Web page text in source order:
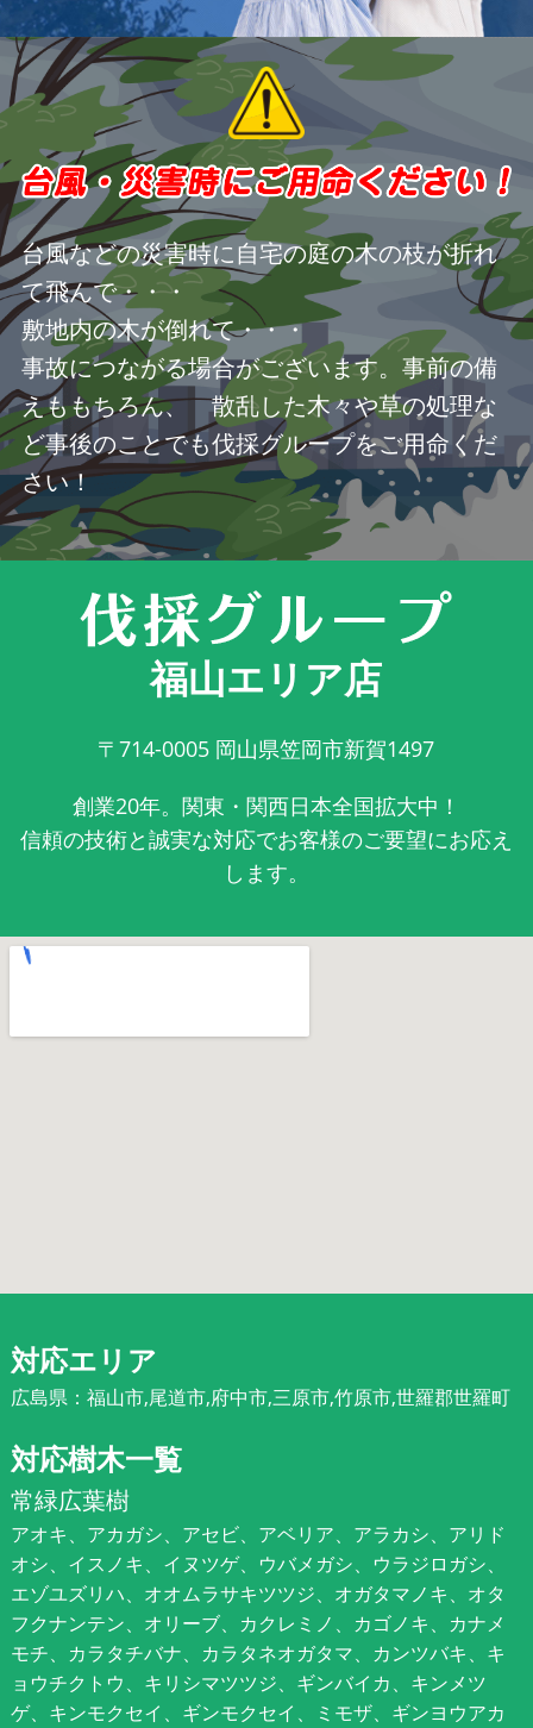
台風などの災害時に自宅の庭の木の枝が折れ
て飛んで・・・
敷地内の木が倒れて・・・
事故につながる場合がございます。事前の備
えももちろん、 散乱した木々や草の処理な
ど事後のことでも伐採グループをご用命くだ
さい！
福山エリア店
〒714-0005 岡山県笠岡市新賀1497
創業20年。関東・関西日本全国拡大中！
信頼の技術と誠実な対応でお客様のご要望にお応え
します。
対応エリア
広島県：福山市,尾道市,府中市,三原市,竹原市,世羅郡世羅町
対応樹木一覧
常緑広葉樹
アオキ、アカガシ、アセビ、アベリア、アラカシ、アリド
オシ、イスノキ、イヌツゲ、ウバメガシ、ウラジロガシ、
エゾユズリハ、オオムラサキツツジ、オガタマノキ、オタ
フクナンテン、オリーブ、カクレミノ、カゴノキ、カナメ
モチ、カラタチバナ、カラタネオガタマ、カンツバキ、キ
ョウチクトウ、キリシマツツジ、ギンバイカ、キンメツ
ゲ、キンモクセイ、ギンモクセイ、ミモザ、ギンヨウアカ